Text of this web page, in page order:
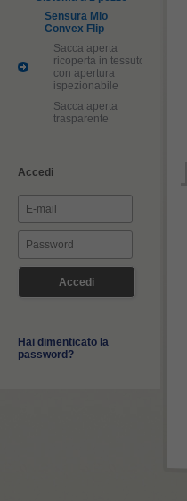
Sensura Mio
Convex Flip
Sacca aperta
ricoperta in tessuto
con apertura
ispezionabile
Sacca aperta
trasparente
Accedi
Hai dimenticato la
password?